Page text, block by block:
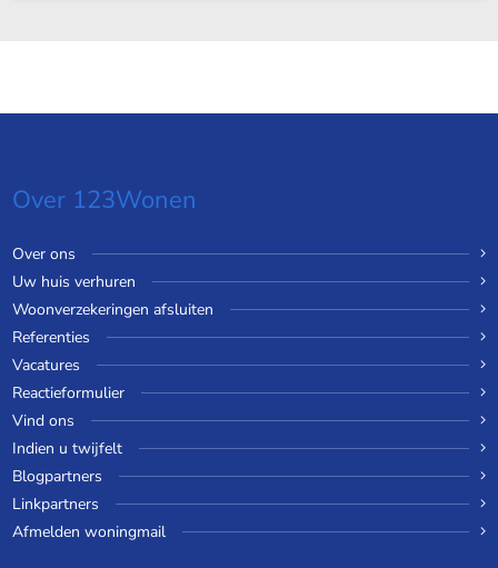
Over 123Wonen
Over ons
Uw huis verhuren
Woonverzekeringen afsluiten
Referenties
Vacatures
Reactieformulier
Vind ons
Indien u twijfelt
Blogpartners
Linkpartners
Afmelden woningmail